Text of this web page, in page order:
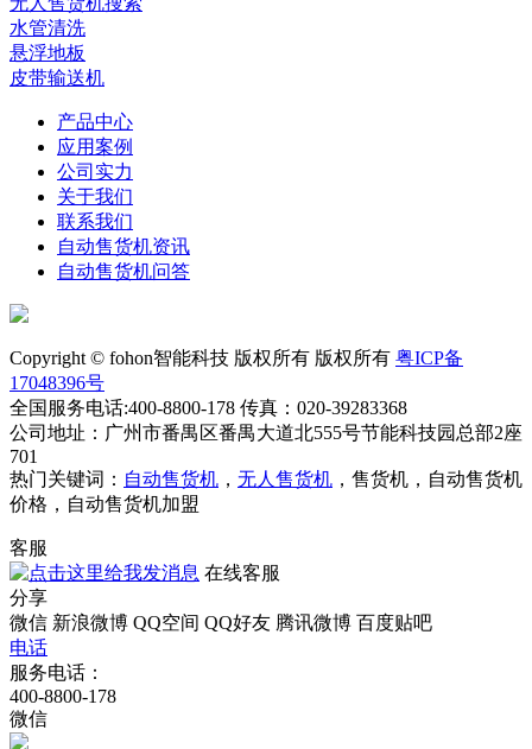
水管清洗
悬浮地板
皮带输送机
产品中心
应用案例
公司实力
关于我们
联系我们
自动售货机资讯
自动售货机问答
Copyright © fohon智能科技 版权所有 版权所有 粤ICP备
17048396号
全国服务电话:400-8800-178 传真：020-39283368
公司地址：广州市番禺区番禺大道北555号节能科技园总部2座
701
热门关键词： 自动售货机 ， 无人售货机 ，售货机，自动售货机
价格，自动售货机加盟
客服
在线客服
分享
微信 新浪微博 QQ空间 QQ好友 腾讯微博 百度贴吧
电话
服务电话：
400-8800-178
微信